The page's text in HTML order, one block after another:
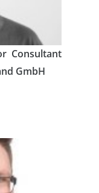
Consultant
GmbH